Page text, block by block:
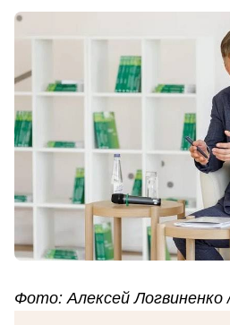
Фото: Алексей Логвиненко